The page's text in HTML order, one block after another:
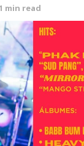
min read